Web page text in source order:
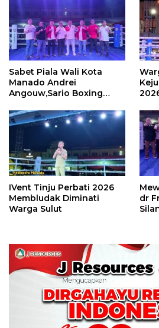
Sabet Piala Wali Kota
Manado Andrei
Angouw,Sario Boxing
Perbati 2026
IVent Tinju Perbati 2026
Membludak Diminati
Warga Sulut
dr